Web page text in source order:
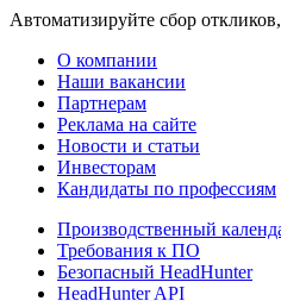
Автоматизируйте сбор
О компании
Наши вакансии
Партнерам
Реклама на сайте
Новости и статьи
Инвесторам
Кандидаты по профессиям
Производственный
Требования к ПО
Безопасный HeadHunter
HeadHunter API